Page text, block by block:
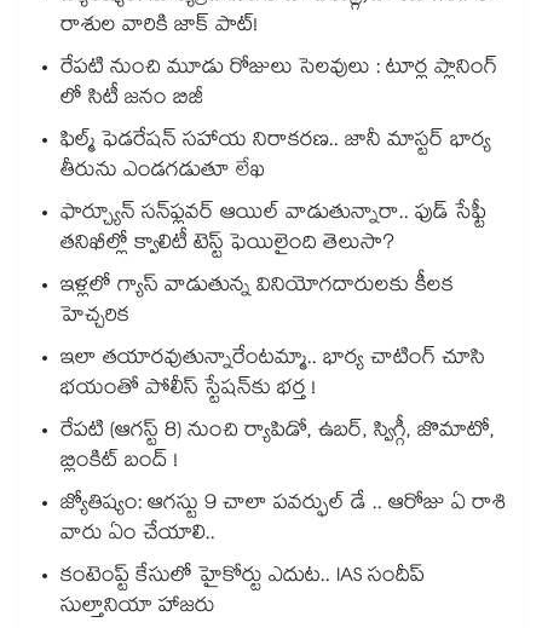
రాశుల వారికి జాక్ పాట్!
రేపటి నుంచి మూడు రోజులు సెలవులు : టూర్ల ప్లానింగ్
లో సిటీ జనం బిజీ
ఫిల్మ్ ఫెడరేషన్ సహాయ నిరాకరణ.. జానీ మాస్టర్ భార్య
తీరును ఎండగడుతూ లేఖ
ఫార్చ్యూన్ సన్‌ఫ్లవర్ ఆయిల్ వాడుతున్నారా.. ఫుడ్ సేఫ్టీ
తనిఖీల్లో క్వాలిటీ టెస్ట్ ఫెయిలైంది తెలుసా?
ఇళ్లలో గ్యాస్ వాడుతున్న వినియోగదారులకు కీలక
హెచ్చరిక
ఇలా తయారవుతున్నారేంటమ్మా.. భార్య చాటింగ్ చూసి
భయంతో పోలీస్ స్టేషన్⁫కు భర్త !
రేపటి (ఆగస్ట్ 8) నుంచి ర్యాపిడో, ఉబర్, స్విగ్గీ, జొమాటో,
బ్లింకిట్ బంద్ !
జ్యోతిష్యం: ఆగస్టు 9 చాలా పవర్ఫుల్ డే .. ఆరోజు ఏ రాశి
వారు ఏం చేయాలి..
కంటెంప్ట్ కేసులో హైకోర్టు ఎదుట.. IAS సందీప్
సుల్తానియా హాజరు